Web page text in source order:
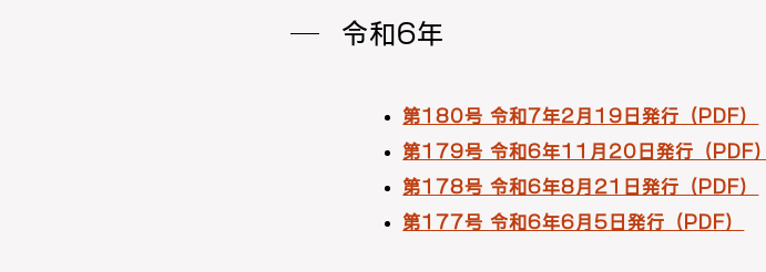
令和6年
第180号 令和7年2月19日発行（PDF）
第179号 令和6年11月20日発行（PDF）
第178号 令和6年8月21日発行（PDF）
第177号 令和6年6月5日発行（PDF）